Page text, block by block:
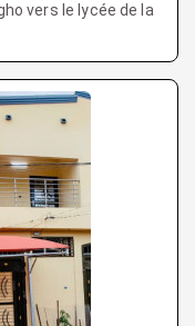
vers le lycée de la